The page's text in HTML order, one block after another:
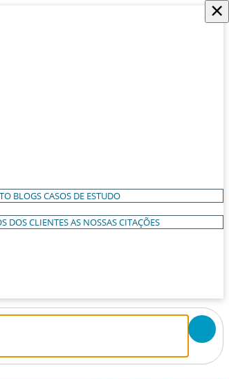
BLOGSCASOS DE ESTUDO
DOS CLIENTESAS NOSSAS CITAÇÕES
×